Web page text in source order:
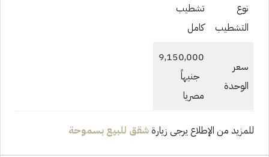
نوع
التشطيب
تشطيب
كامل
سعر
الوحدة
9,150,000
جنيهاً
مصريا
للمزيد من الإطلاع يرجى زيارةشقق للبيع بسموحة